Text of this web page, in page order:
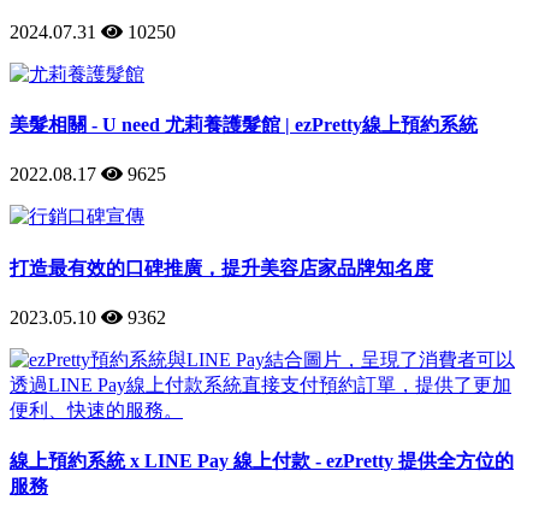
2024.07.31 10250
美髮相關 - U need 尤莉養護髮館 | ezPretty線上預約系統
2022.08.17 9625
打造最有效的口碑推廣，提升美容店家品牌知名度
2023.05.10 9362
線上預約系統 x LINE Pay 線上付款 - ezPretty 提供全方位的
服務